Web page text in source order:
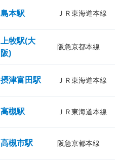
島本駅 ＪＲ東海道本線
上牧駅(大
阪)
阪急京都本線
摂津富田駅 ＪＲ東海道本線
高槻駅 ＪＲ東海道本線
高槻市駅 阪急京都本線